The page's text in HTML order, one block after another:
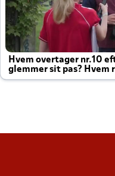
Hvem overtager nr.10
glemmer sit pas? Hvem
altid til efter kampe?